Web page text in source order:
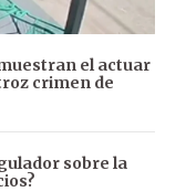
el actuar
crimen de
sobre la